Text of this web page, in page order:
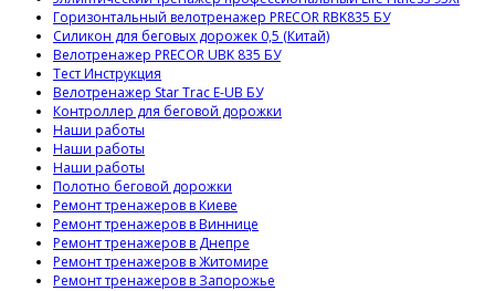
Горизонтальный велотренажер PRECOR RBK835 БУ
Силикон для беговых дорожек 0,5 (Китай)
Велотренажер PRECOR UBK 835 БУ
Тест Инструкция
Велотренажер Star Trac E-UB БУ
Контроллер для беговой дорожки
Наши работы
Наши работы
Наши работы
Полотно беговой дорожки
Ремонт тренажеров в Киеве
Ремонт тренажеров в Виннице
Ремонт тренажеров в Днепре
Ремонт тренажеров в Житомире
Ремонт тренажеров в Запорожье